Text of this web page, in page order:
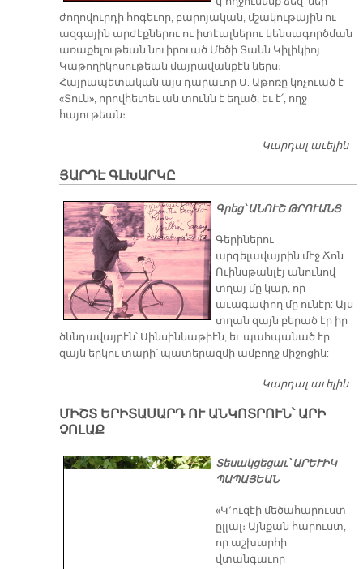
ժողովուրդի հոգեւոր, բարոյական, մշակութային ու
ազգային արժէքներու ու իտէալներու կենսագործման
առաքելութեան նուիրուած Մեծի Տանն Կիլիկիոյ
Կաթողիկոսութեան մայրավանքէն ներս։
Հայրապետական այս դարաւոր Ս. Աթոռը կոչուած է
«Տուն», որովհետեւ ան տունն է եղած, եւ է՛, ողջ
հայութեան։
Կարդալ աւելին
ՅԱՐԴԷ ԳԼԽԱՐԿԸ
Գրեց՝ ԱՆՈՒՇ ԹՐՈՒԱՆՑ
Գերիներու
արգելավայրին մէջ Ճոն
Ուինսթանլէյ անունով
տղայ մը կար, որ
աւագափող մը ունէր: Այս
տղան զայն բերած էր իր
ծննդավայրէն՝ Սինսիննաթիէն, եւ պահպանած էր
զայն երկու տարի՝ պատերազմի ամբողջ միջոցին:
Կարդալ աւելին
ՄԻՇՏ ԵՐԻՏԱՍԱՐԴ ՈՒ ԱՆԿՈՏՐՈՒՆ՝ ԱՐԻ
ՉՈԼԱՔ
Տեսակցեցաւ՝ ԱՐԵՒԻԿ
ՊԱՊԱՅԵԱՆ
«Կ՚ուզէի մեծահարուստ
ըլլալ։ Այնքան հարուստ,
որ աշխարհի
վտանգաւոր